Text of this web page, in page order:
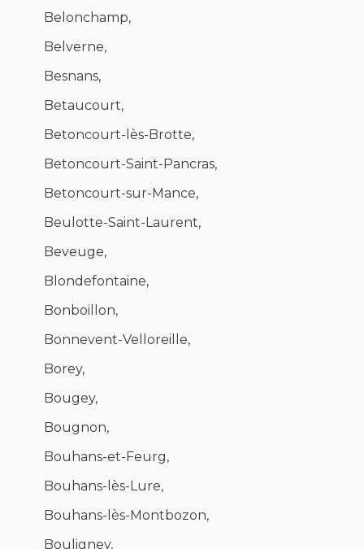
Belonchamp,
Belverne,
Besnans,
Betaucourt,
Betoncourt-lès-Brotte,
Betoncourt-Saint-Pancras,
Betoncourt-sur-Mance,
Beulotte-Saint-Laurent,
Beveuge,
Blondefontaine,
Bonboillon,
Bonnevent-Velloreille,
Borey,
Bougey,
Bougnon,
Bouhans-et-Feurg,
Bouhans-lès-Lure,
Bouhans-lès-Montbozon,
Bouligney,